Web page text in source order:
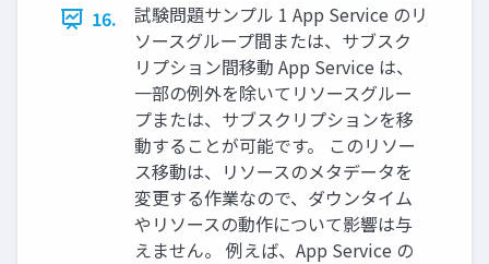
16.
試験問題サンプル 1 App Service のリ
ソースグループ間または、サブスク
リプション間移動 App Service は、
一部の例外を除いてリソースグルー
プまたは、サブスクリプションを移
動することが可能です。 このリソー
ス移動は、リソースのメタデータを
変更する作業なので、ダウンタイム
やリソースの動作について影響は与
えません。 例えば、App Service の